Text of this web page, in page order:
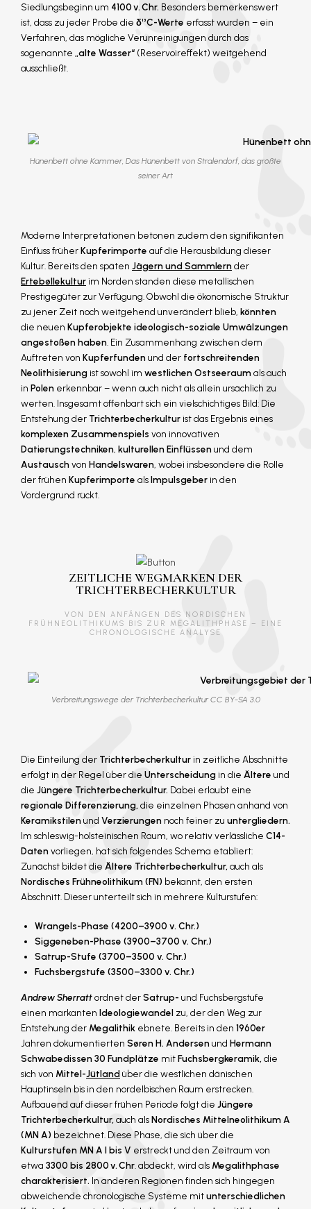
Siedlungsbeginn um 4100 v. Chr. Besonders bemerkenswert
ist, dass zu jeder Probe die δ¹³C-Werte erfasst wurden – ein
Verfahren, das mögliche Verunreinigungen durch das
sogenannte „alte Wasser“ (Reservoireffekt) weitgehend
ausschließt.
Hünenbett ohne Kammer, Das Hünenbett von Stralendorf, das größte
seiner Art
Moderne Interpretationen betonen zudem den signifikanten
Einfluss früherKupferimporte auf die Herausbildung dieser
Kultur. Bereits den späten Jägern und Sammlernder
Ertebøllekulturim Norden standen diese metallischen
Prestigegüter zur Verfügung. Obwohl die ökonomische Struktur
zu jener Zeit noch weitgehend unverändert blieb, könnten
die neuen Kupferobjekte ideologisch-soziale Umwälzungen
angestoßen haben . Ein Zusammenhang zwischen dem
Auftreten von Kupferfundenund der fortschreitenden
Neolithisierungist sowohl im westlichen Ostseeraumals auch
in Polen erkennbar – wenn auch nicht als allein ursächlich zu
werten. Insgesamt offenbart sich ein vielschichtiges Bild: Die
Entstehung der Trichterbecherkulturist das Ergebnis eines
komplexen Zusammenspiels von innovativen
Datierungstechniken, kulturellen Einflüssenund dem
Austauschvon Handelswaren, wobei insbesondere die Rolle
der frühen Kupferimporte alsImpulsgeberin den
Vordergrund rückt.
ZEITLICHE WEGMARKEN DER
TRICHTERBECHERKULTUR
VON DEN ANFÄNGEN DES NORDISCHEN
FRÜHNEOLITHIKUMS BIS ZUR MEGALITHPHASE – EINE
CHRONOLOGISCHE ANALYSE
Verbreitungswege der Trichterbecherkultur CC BY-SA 3.0
Die Einteilung der Trichterbecherkulturin zeitliche Abschnitte
erfolgt in der Regel über die Unterscheidungin die Ältere und
die Jüngere Trichterbecherkultur. Dabei erlaubt eine
regionale Differenzierung, die einzelnen Phasen anhand von
Keramikstilenund Verzierungen noch feiner zu untergliedern.
Im schleswig-holsteinischen Raum, wo relativ verlässliche C14-
Datenvorliegen, hat sich folgendes Schema etabliert:
Zunächst bildet die Ältere Trichterbecherkultur, auch als
Nordisches Frühneolithikum (FN) bekannt, den ersten
Abschnitt. Dieser unterteilt sich in mehrere Kulturstufen:
Wrangels-Phase (4200–3900 v. Chr.)
Siggeneben-Phase (3900–3700 v. Chr.)
Satrup-Stufe (3700–3500 v. Chr.)
Fuchsbergstufe (3500–3300 v. Chr.)
Andrew Sherrattordnet derSatrup- und Fuchsbergstufe
einen markanten Ideologiewandel zu, der den Weg zur
Entstehung der Megalithik ebnete. Bereits in den 1960er
Jahren dokumentierten Søren H. Andersenund Hermann
Schwabedissen30 Fundplätze mitFuchsbergkeramik, die
sich von Mittel-Jütlandüber die westlichen dänischen
Hauptinseln bis in den nordelbischen Raum erstrecken.
Aufbauend auf dieser frühen Periode folgt die Jüngere
Trichterbecherkultur, auch alsNordisches Mittelneolithikum A
(MN A) bezeichnet. Diese Phase, die sich über die
Kulturstufen MN A I bis V erstreckt und den Zeitraum von
etwa 3300 bis 2800 v. Chr . abdeckt, wird als Megalithphase
charakterisiert. In anderen Regionen finden sich hingegen
abweichende chronologische Systeme mitunterschiedlichen